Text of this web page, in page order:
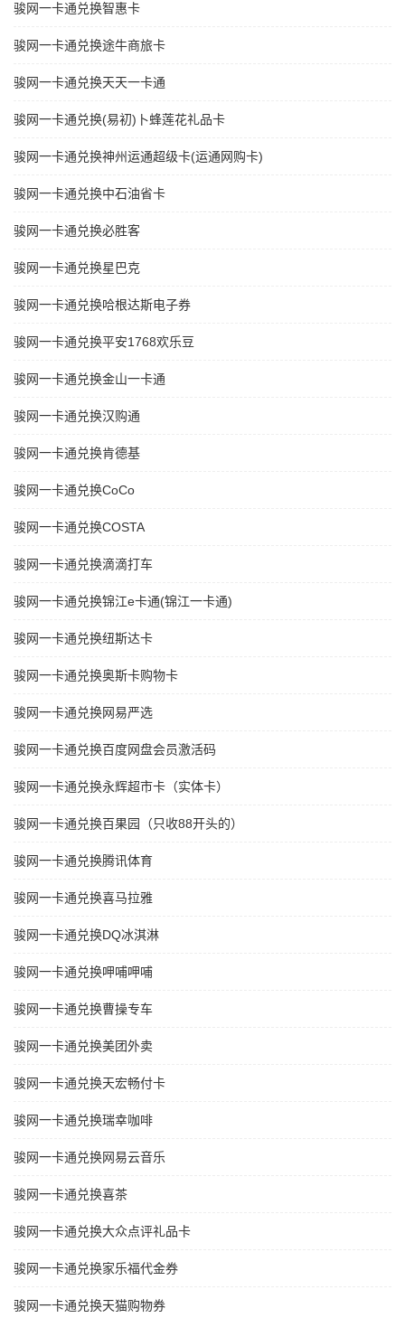
骏网一卡通兑换智惠卡
骏网一卡通兑换途牛商旅卡
骏网一卡通兑换天天一卡通
骏网一卡通兑换(易初)卜蜂莲花礼品卡
骏网一卡通兑换神州运通超级卡(运通网购卡)
骏网一卡通兑换中石油省卡
骏网一卡通兑换必胜客
骏网一卡通兑换星巴克
骏网一卡通兑换哈根达斯电子券
骏网一卡通兑换平安1768欢乐豆
骏网一卡通兑换金山一卡通
骏网一卡通兑换汉购通
骏网一卡通兑换肯德基
骏网一卡通兑换CoCo
骏网一卡通兑换COSTA
骏网一卡通兑换滴滴打车
骏网一卡通兑换锦江e卡通(锦江一卡通)
骏网一卡通兑换纽斯达卡
骏网一卡通兑换奥斯卡购物卡
骏网一卡通兑换网易严选
骏网一卡通兑换百度网盘会员激活码
骏网一卡通兑换永辉超市卡（实体卡）
骏网一卡通兑换百果园（只收88开头的）
骏网一卡通兑换腾讯体育
骏网一卡通兑换喜马拉雅
骏网一卡通兑换DQ冰淇淋
骏网一卡通兑换呷哺呷哺
骏网一卡通兑换曹操专车
骏网一卡通兑换美团外卖
骏网一卡通兑换天宏畅付卡
骏网一卡通兑换瑞幸咖啡
骏网一卡通兑换网易云音乐
骏网一卡通兑换喜茶
骏网一卡通兑换大众点评礼品卡
骏网一卡通兑换家乐福代金券
骏网一卡通兑换天猫购物券